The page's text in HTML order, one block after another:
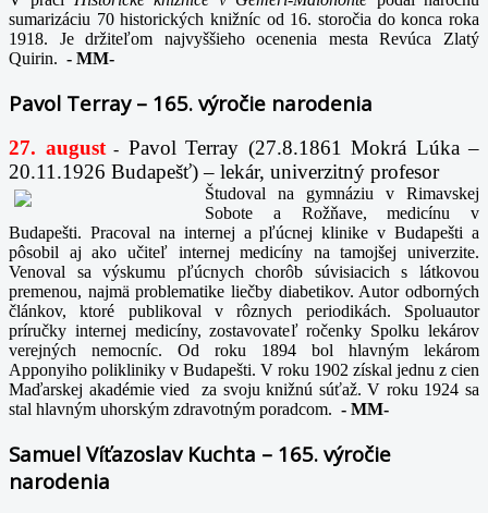
sumarizáciu 70 historických knižníc od 16. storočia do konca roka
1918. Je držiteľom najvyššieho ocenenia mesta Revúca Zlatý
Quirin. - MM-
Pavol Terray – 165. výročie narodenia
27. august- Pavol Terray (27.8.1861 Mokrá Lúka –
20.11.1926 Budapešť) – lekár, univerzitný profesor
Študoval na gymnáziu v Rimavskej
Sobote a Rožňave, medicínu v
Budapešti. Pracoval na internej a pľúcnej klinike v Budapešti a
pôsobil aj ako učiteľ internej medicíny na tamojšej univerzite.
Venoval sa výskumu pľúcnych chorôb súvisiacich s látkovou
premenou, najmä problematike liečby diabetikov. Autor odborných
článkov, ktoré publikoval v rôznych periodikách. Spoluautor
príručky internej medicíny, zostavovateľ ročenky Spolku lekárov
verejných nemocníc. Od roku 1894 bol hlavným lekárom
Apponyiho polikliniky v Budapešti. V roku 1902 získal jednu z cien
Maďarskej akadémie vied za svoju knižnú súťaž. V roku 1924 sa
stal hlavným uhorským zdravotným poradcom. - MM-
Samuel Víťazoslav Kuchta – 165. výročie
narodenia